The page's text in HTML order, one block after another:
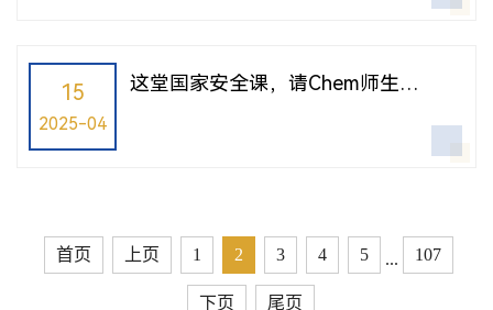
会”。学院党委副书记唐育虹、学院心理辅
上，同济大学2024年度优秀心...
15
2025-04
这堂国家安全课，请Chem师生共
首页 上页 1 2 3 4 5 ... 107
下页 尾页